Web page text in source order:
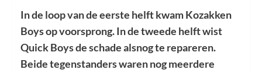
In de loop van de eerste helft kwam Kozakken
Boys op voorsprong. In de tweede helft wist
Quick Boys de schade alsnog te repareren.
Beide tegenstanders waren nog meerdere